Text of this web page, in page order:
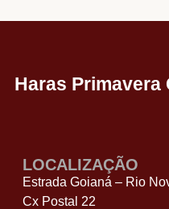
Haras Primavera
LOCALIZAÇÃO
Estrada Goianá – Rio
Cx Postal 22